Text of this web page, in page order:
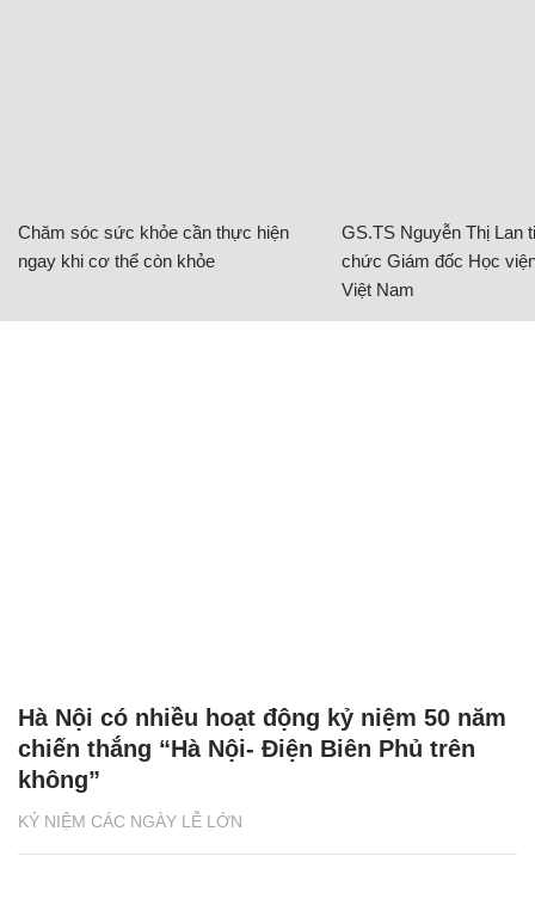
Chăm sóc sức khỏe cần thực hiện
ngay khi cơ thể còn khỏe
GS.TS Nguyễn Thị Lan
chức Giám đốc Học
Việt Nam
KỶ NIỆM CÁC NGÀY LỄ LỚN
Hà Nội có nhiều hoạt động kỷ niệm 50 năm
chiến thắng “Hà Nội- Điện Biên Phủ trên
không”